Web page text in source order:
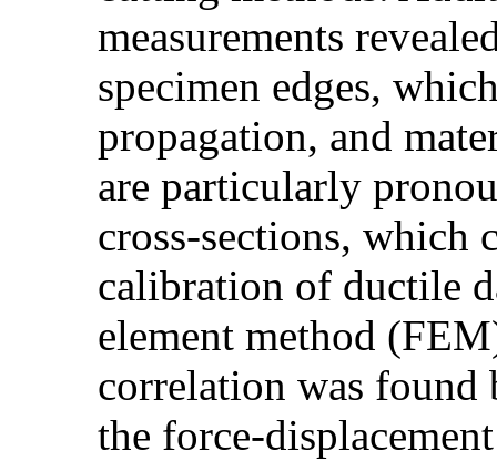
measurements
specimen edges,
propagation, and
are particularly
cross-sections, which
calibration of ductile
element method
correlation was found
the force-